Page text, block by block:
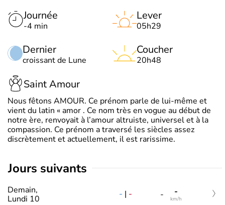
Journée
-4 min
Dernier
croissant de Lune
Lever
05h29
Coucher
20h48
Saint Amour
Nous fêtons AMOUR. Ce prénom parle de lui-même et
vient du latin « amor . Ce nom très en vogue au début de
notre ère, renvoyait à l’amour altruiste, universel et à la
compassion. Ce prénom a traversé les siècles assez
discrètement et actuellement, il est rarissime.
jours suivants
Demain,
Lundi 10
- | - - -
km/h